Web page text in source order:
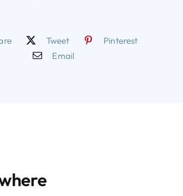
Tweet
Pinterest
Email